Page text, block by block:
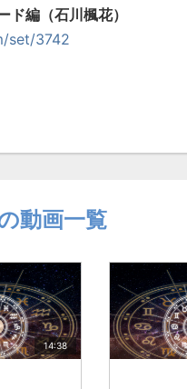
編（石川楓花）
set/3742
動画一覧
14:38